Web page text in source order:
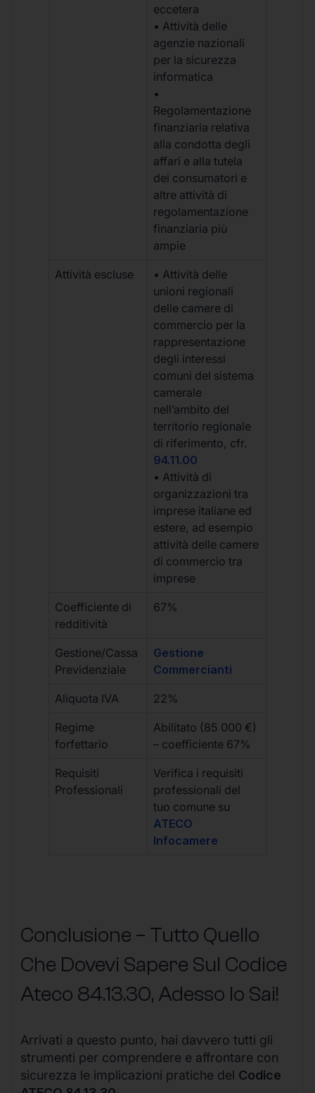
eccetera
• Attività delle
agenzie nazionali
per la sicurezza
informatica
•
Regolamentazione
finanziaria relativa
alla condotta degli
affari e alla tutela
dei consumatori e
altre attività di
regolamentazione
finanziaria più
ampie
Attività escluse
• Attività delle
unioni regionali
delle camere di
commercio per la
rappresentazione
degli interessi
comuni del sistema
camerale
nell’ambito del
territorio regionale
di riferimento, cfr.
94.11.00
• Attività di
organizzazioni tra
imprese italiane ed
estere, ad esempio
attività delle camere
di commercio tra
imprese
Coefficiente di
redditività
67%
Gestione/Cassa
Previdenziale
Gestione
Commercianti
Aliquota IVA 22%
Regime
forfettario
Abilitato (85 000 €)
– coefficiente 67%
Requisiti
Professionali
Verifica i requisiti
professionali del
tuo comune su
ATECO
Infocamere
Conclusione – Tutto Quello
Che Dovevi Sapere Sul Codice
Ateco 84.13.30, Adesso lo Sai!
Arrivati a questo punto, hai davvero tutti gli
strumenti per comprendere e affrontare con
sicurezza le implicazioni pratiche del Codice